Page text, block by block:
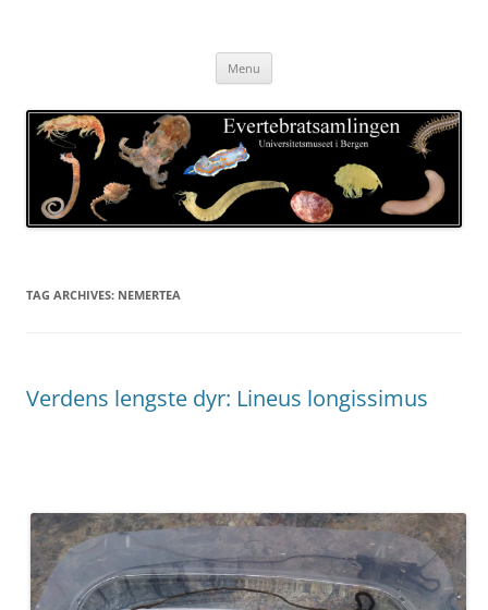
Menu
TAG ARCHIVES: NEMERTEA
Verdens lengste dyr: Lineus longissimus